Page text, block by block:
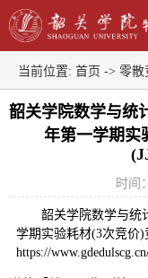
当前位置: 首页 -> 零散
韶关学院数学与统
年第一学期实
时间
韶关学院数学与统
学期实验耗材(3次竞价)
https://